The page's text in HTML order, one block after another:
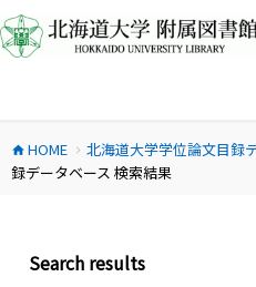
ン
テ
ス
キ
home HOME chevron_right 北海道大学学位論文目録
録データベース 検索結果
Search results